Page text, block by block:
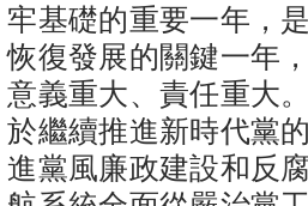
牢基礎的重要一年，
恢復發展的關鍵一年
意義重大、責任重大
於繼續推進新時代黨
進黨風廉政建設和反